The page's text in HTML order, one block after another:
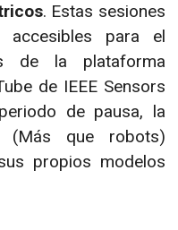
. Estas sesiones
accesibles para el
de la plataforma
de IEEE Sensors
de pausa, la
(Más que robots)
propios modelos